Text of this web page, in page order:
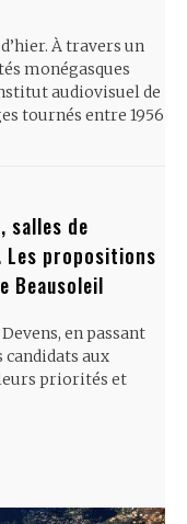
À travers un
monégasques
audiovisuel de
tournés entre 1956
salles de
Les propositions
Beausoleil
en passant
candidats aux
priorités et